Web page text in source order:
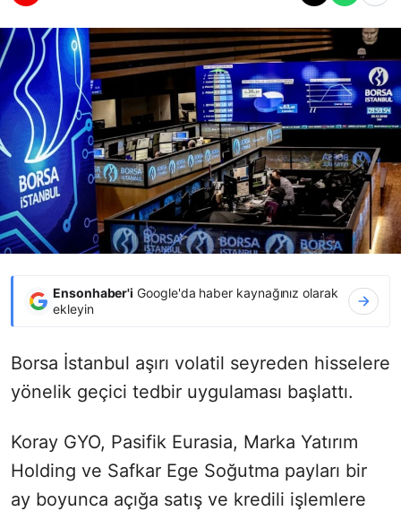
Ensonhaber'i Google'da haber kaynağınız olarak
ekleyin
Borsa İstanbul aşırı volatil seyreden hisselere
yönelik geçici tedbir uygulaması başlattı.
Koray GYO, Pasifik Eurasia, Marka Yatırım
Holding ve Safkar Ege Soğutma payları bir
ay boyunca açığa satış ve kredili işlemlere